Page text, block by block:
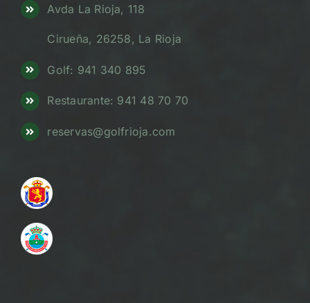
Avda La Rioja, 118
Cirueña, 26258, La Rioja
Golf: 941 340 895
Restaurante: 941 48 70 70
reservas@golfrioja.com